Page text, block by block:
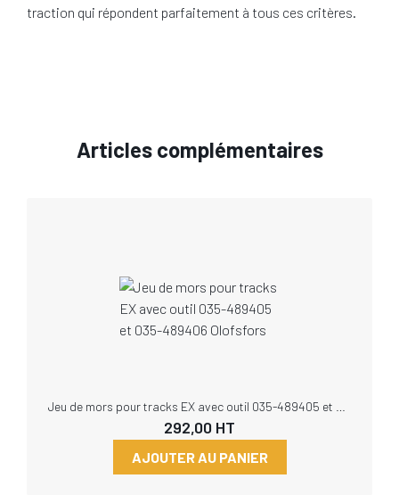
traction qui répondent parfaitement à tous ces critères.
Articles complémentaires
292,00 HT
AJOUTER AU PANIER